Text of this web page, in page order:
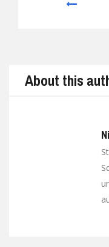
About this